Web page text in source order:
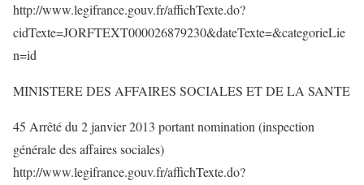
http://www.legifrance.gouv.fr/affichTexte.do?
cidTexte=JORFTEXT000026879230&dateTexte=&categorieLie
n=id
MINISTERE DES AFFAIRES SOCIALES ET DE LA SANTE
45 Arrêté du 2 janvier 2013 portant nomination (inspection
générale des affaires sociales)
http://www.legifrance.gouv.fr/affichTexte.do?